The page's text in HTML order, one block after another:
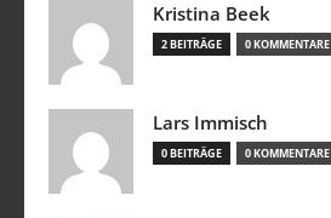
Kristina Beek
2 BEITRÄGE 0 KOMMENTARE
Lars Immisch
0 BEITRÄGE 0 KOMMENTARE